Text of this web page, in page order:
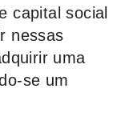
capital social
nessas
uma
se um